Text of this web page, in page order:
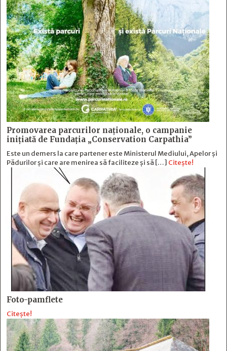
Promovarea parcurilor naționale, o campanie
inițiată de Fundația „Conservation Carpathia”
Este un demers la care partener este Ministerul Mediului, Apelor și
Pădurilor și care are menirea să faciliteze și să […] Citește!
Foto-pamflete
Citește!